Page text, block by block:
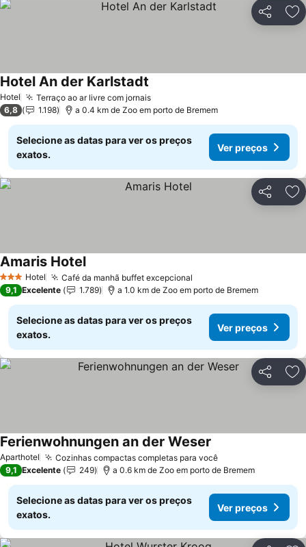
Partilhar
Hotel Terraço ao ar livre com jornaisVer preços
Hotel An der Karlstadt
6,8 1.198 a 0.4 km de Zoo em porto de Bremem
Selecione as datas para ver os preços
exatos.
Ver preços
Partilhar
3 EstrelasHotel Café da manhã buffet excepcional
Amaris HotelVer preços
9,1 Excelente 1.789 a 1.0 km de Zoo em porto de Bremem
Selecione as datas para ver os preços
exatos.
Ver preços
Partilhar
Aparthotel Cozinhas compactas completas para vocêVer preços
Ferienwohnungen an der Weser
9,1 Excelente 249 a 0.6 km de Zoo em porto de Bremem
Selecione as datas para ver os preços
exatos.
Ver preços